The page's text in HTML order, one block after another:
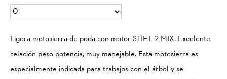
Ligera motosierra de poda con motor STIHL 2 MIX. Excelente
relación peso potencia, muy manejable. Esta motosierra es
especialmente indicada para trabajos con el árbol y se